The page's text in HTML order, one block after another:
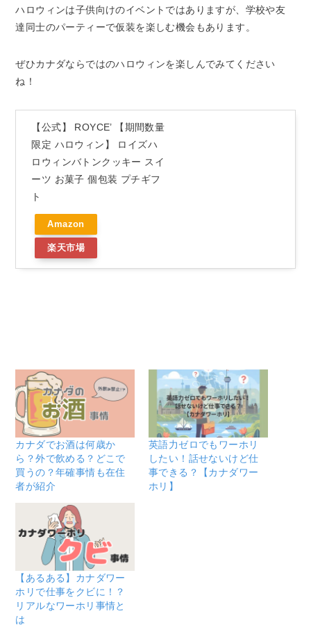
ハロウィンは子供向けのイベントではありますが、学校や友
達同士のパーティーで仮装を楽しむ機会もあります。
ぜひカナダならではのハロウィンを楽しんでみてください
ね！
【公式】 ROYCE’ 【期間数量
限定 ハロウィン】 ロイズハ
ロウィンバトンクッキー スイ
ーツ お菓子 個包装 プチギフ
ト
Amazon
楽天市場
カナダでお酒は何歳か
ら？外で飲める？どこで
買うの？年確事情も在住
者が紹介
英語力ゼロでもワーホリ
したい！話せないけど仕
事できる？【カナダワー
ホリ】
【あるある】カナダワー
ホリで仕事をクビに！？
リアルなワーホリ事情と
は